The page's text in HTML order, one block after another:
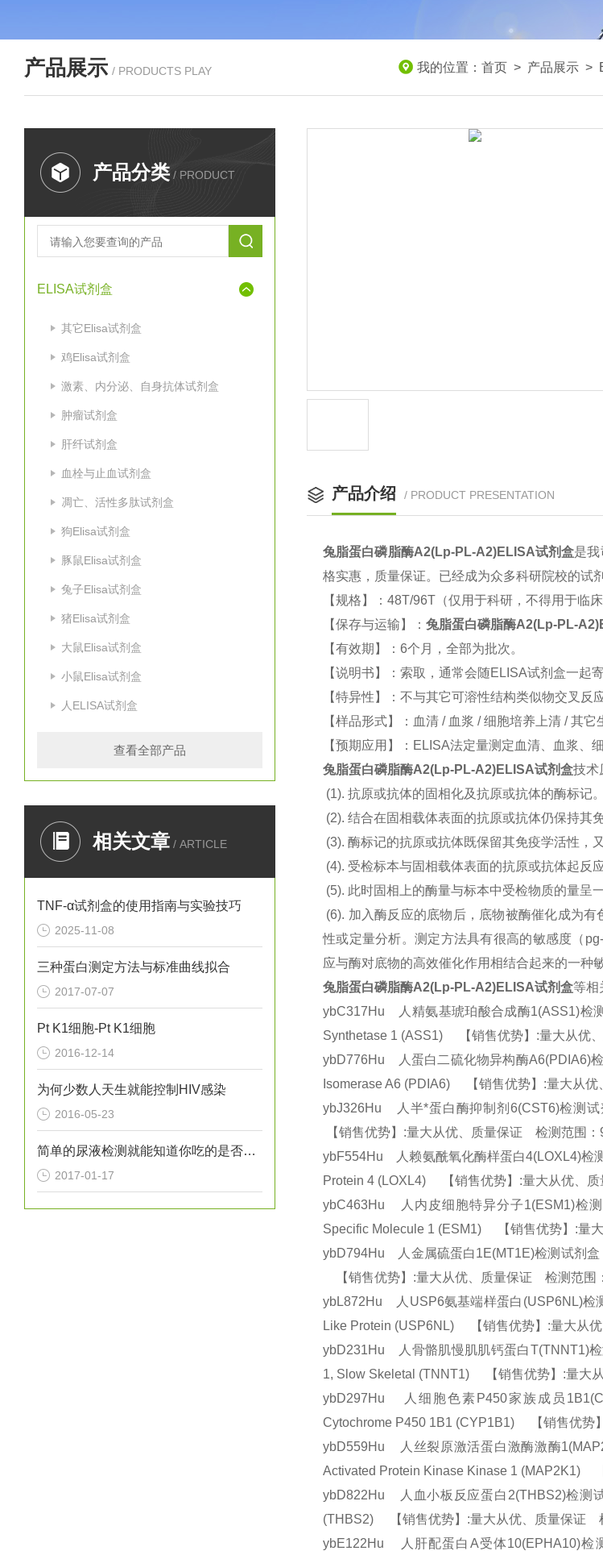
产品展示 / PRODUCTS PLAY 我的位置： 首页 > 产品展示 >
产品分类 / PRODUCT
ELISA试剂盒
其它Elisa试剂盒
鸡Elisa试剂盒
激素、内分泌、自身抗体试剂盒
肿瘤试剂盒
肝纤试剂盒
血栓与止血试剂盒
凋亡、活性多肽试剂盒
狗Elisa试剂盒
豚鼠Elisa试剂盒
兔子Elisa试剂盒
猪Elisa试剂盒
大鼠Elisa试剂盒
小鼠Elisa试剂盒
人ELISA试剂盒
查看全部产品
相关文章 / ARTICLE
TNF-α试剂盒的使用指南与实验技巧
2025-11-08
三种蛋白测定方法与标准曲线拟合
2017-07-07
Pt K1细胞-Pt K1细胞
2016-12-14
为何少数人天生就能控制HIV感染
2016-05-23
简单的尿液检测就能知道你吃的是否健康？
2017-01-17
产品介绍 / PRODUCT PRESENTATION
兔脂蛋白磷脂酶A2(Lp-PL-A2)ELISA试剂盒是我
格实惠，质量保证。已经成为众多科研院校的
【规格】：48T/96T（仅用于科研，不得用于临床
【保存与运输】： 兔脂蛋白磷脂酶A2(Lp-PL-
【有效期】：6个月，全部为批次。
【说明书】：索取，通常会随ELISA试剂盒一起寄
【特异性】：不与其它可溶性结构类似物交叉反应
【样品形式】：血清 / 血浆 / 细胞培养上清 / 其它
【预期应用】：ELISA法定量测定血清、血浆、
兔脂蛋白磷脂酶A2(Lp-PL-A2)ELISA试剂盒技术
(1). 抗原或抗体的固相化及抗原或抗体的酶标记。
(2). 结合在固相载体表面的抗原或抗体仍保持其
(3). 酶标记的抗原或抗体既保留其免疫学活性，
(4). 受检标本与固相载体表面的抗原或抗体起反
(5). 此时固相上的酶量与标本中受检物质的量呈
(6). 加入酶反应的底物后，底物被酶催化成为
性或定量分析。测定方法具有很高的敏感度（
应与酶对底物的高效催化作用相结合起来的一种
兔脂蛋白磷脂酶A2(Lp-PL-A2)ELISA试剂盒等相
ybC317Hu 人精氨基琥珀酸合成酶1(ASS1)检
Synthetase 1 (ASS1) 【销售优势】:量大从优
ybD776Hu 人蛋白二硫化物异构酶A6(PDIA6)
Isomerase A6 (PDIA6) 【销售优势】:量大从
ybJ326Hu 人半*蛋白酶抑制剂6(CST6)检测
【销售优势】:量大从优、质量保证 检测范围
ybF554Hu 人赖氨酰氧化酶样蛋白4(LOXL4)
Protein 4 (LOXL4) 【销售优势】:量大从优、
ybC463Hu 人内皮细胞特异分子1(ESM1)检
Specific Molecule 1 (ESM1) 【销售优势】:量
ybD794Hu 人金属硫蛋白1E(MT1E)检测试剂
【销售优势】:量大从优、质量保证 检测范围
ybL872Hu 人USP6氨基端样蛋白(USP6NL)检
Like Protein (USP6NL) 【销售优势】:量大从
ybD231Hu 人骨骼肌慢肌肌钙蛋白T(TNNT1)
1, Slow Skeletal (TNNT1) 【销售优势】:量大
ybD297Hu 人细胞色素P450家族成员
Cytochrome P450 1B1 (CYP1B1) 【销售优
ybD559Hu 人丝裂原激活蛋白激酶激酶
Activated Protein Kinase Kinase 1 (MAP2K1)
ybD822Hu 人血小板反应蛋白2(THBS2)检测
(THBS2) 【销售优势】:量大从优、质量保证
ybE122Hu 人肝配蛋白A受体10(EPHA10)